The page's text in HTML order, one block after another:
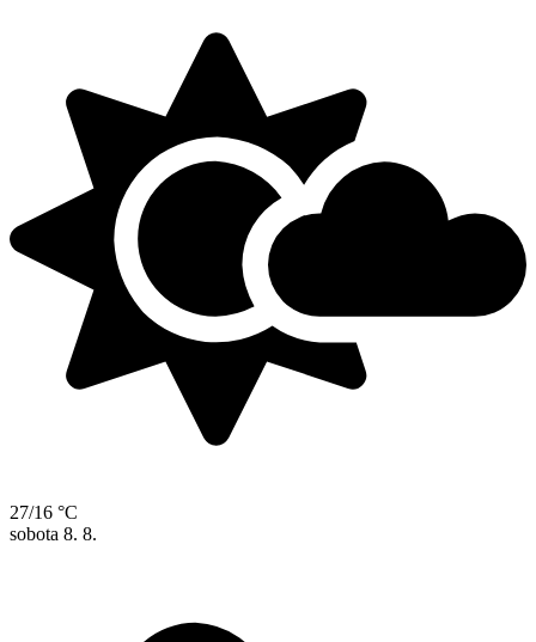
27/16 °C
sobota 8. 8.